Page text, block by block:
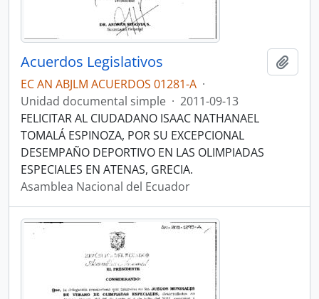
Acuerdos Legislativos
EC AN ABJLM ACUERDOS 01281-A ·
Unidad documental simple · 2011-09-13
FELICITAR AL CIUDADANO ISAAC NATHANAEL
TOMALÁ ESPINOZA, POR SU EXCEPCIONAL
DESEMPAÑO DEPORTIVO EN LAS OLIMPIADAS
ESPECIALES EN ATENAS, GRECIA.
Asamblea Nacional del Ecuador